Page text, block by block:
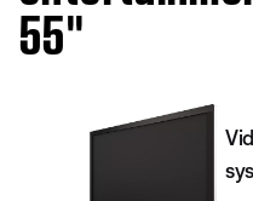
55''